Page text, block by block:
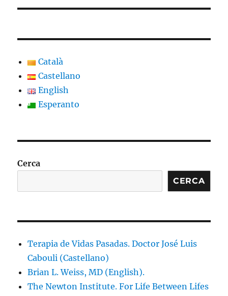
Català
Castellano
English
Esperanto
Cerca
CERCA
Terapia de Vidas Pasadas. Doctor José Luis
Cabouli (Castellano)
Brian L. Weiss, MD (English).
The Newton Institute. For Life Between Lifes